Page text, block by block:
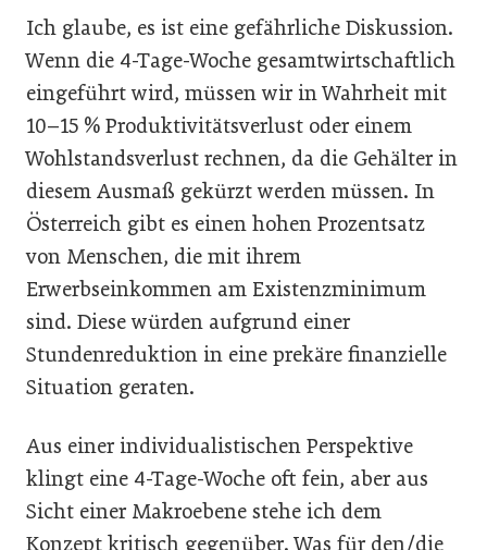
Ich glaube, es ist eine gefährliche Diskussion.
Wenn die 4-Tage-Woche gesamtwirtschaftlich
eingeführt wird, müssen wir in Wahrheit mit
10–15 % Produktivitätsverlust oder einem
Wohlstandsverlust rechnen, da die Gehälter in
diesem Ausmaß gekürzt werden müssen. In
Österreich gibt es einen hohen Prozentsatz
von Menschen, die mit ihrem
Erwerbseinkommen am Existenzminimum
sind. Diese würden aufgrund einer
Stundenreduktion in eine prekäre finanzielle
Situation geraten.
Aus einer individualistischen Perspektive
klingt eine 4-Tage-Woche oft fein, aber aus
Sicht einer Makroebene stehe ich dem
Konzept kritisch gegenüber. Was für den/die